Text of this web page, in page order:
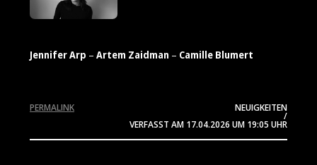
Jennifer Arp – Artem Zaidman – Camille Blumert
NEUIGKEITEN
/
VERFASST AM 17.04.2026 UM 19:05 UHR
PERMALINK